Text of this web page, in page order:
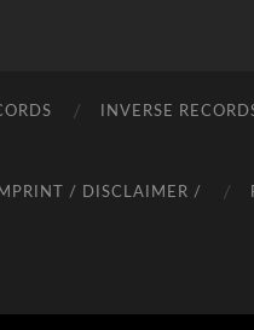
INVERSE
/ DISCLAIMER /